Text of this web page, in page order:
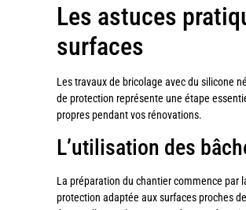
Les astuces
surfaces
Les travaux de bricolage avec du silicone
de protection représente une étape
propres pendant vos rénovations.
L’utilisation des
La préparation du chantier commence par
protection adaptée aux surfaces proches